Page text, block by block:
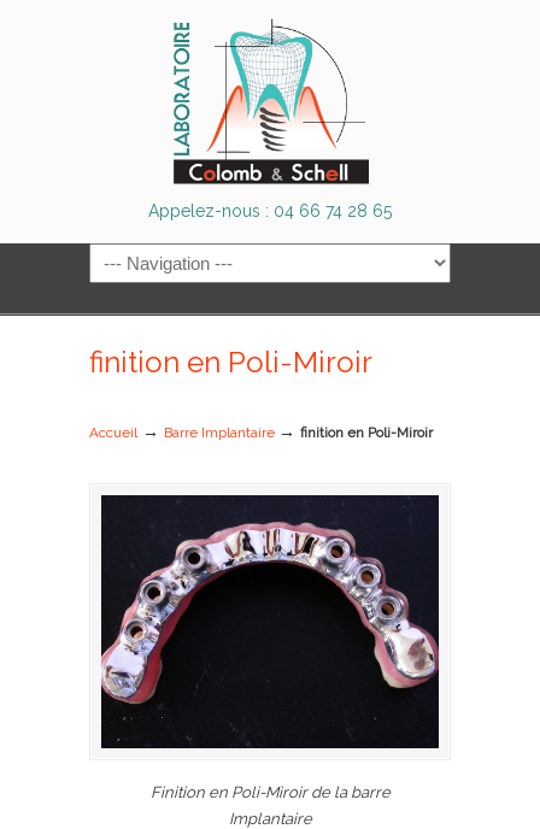
Appelez-nous : 04 66 74 28 65
finition en Poli-Miroir
Accueil → Barre Implantaire → finition en Poli-Miroir
Finition en Poli-Miroir de la barre
Implantaire